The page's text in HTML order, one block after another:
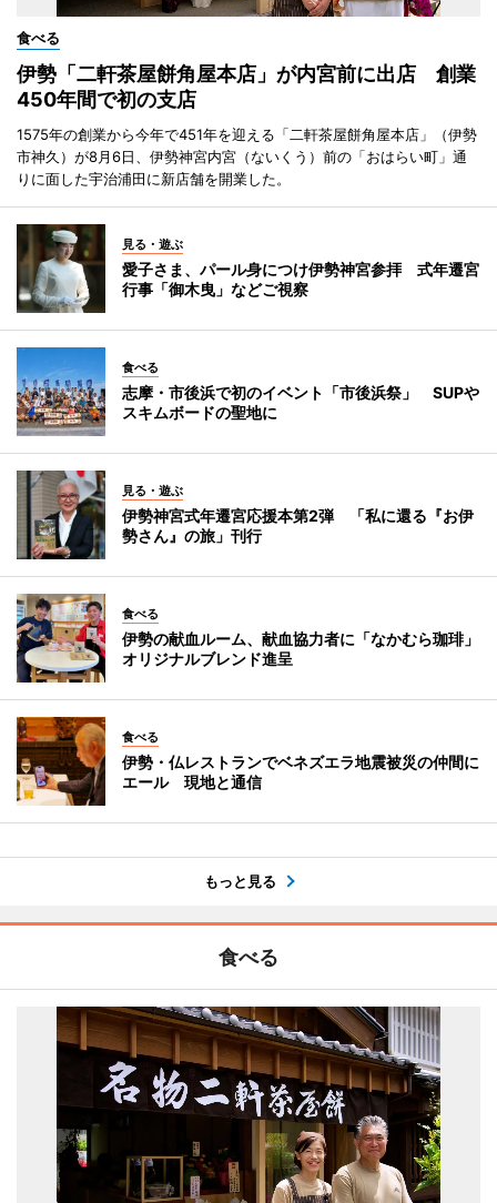
食べる
伊勢「二軒茶屋餅角屋本店」が内宮前に出店 創業
450年間で初の支店
1575年の創業から今年で451年を迎える「二軒茶屋餅角屋本店」（伊勢
市神久）が8月6日、伊勢神宮内宮（ないくう）前の「おはらい町」通
りに面した宇治浦田に新店舗を開業した。
見る・遊ぶ
愛子さま、パール身につけ伊勢神宮参拝 式年遷宮
行事「御木曳」などご視察
食べる
志摩・市後浜で初のイベント「市後浜祭」 SUPや
スキムボードの聖地に
見る・遊ぶ
伊勢神宮式年遷宮応援本第2弾 「私に還る『お伊
勢さん』の旅」刊行
食べる
伊勢の献血ルーム、献血協力者に「なかむら珈琲」
オリジナルブレンド進呈
食べる
伊勢・仏レストランでベネズエラ地震被災の仲間に
エール 現地と通信
もっと見る
食べる